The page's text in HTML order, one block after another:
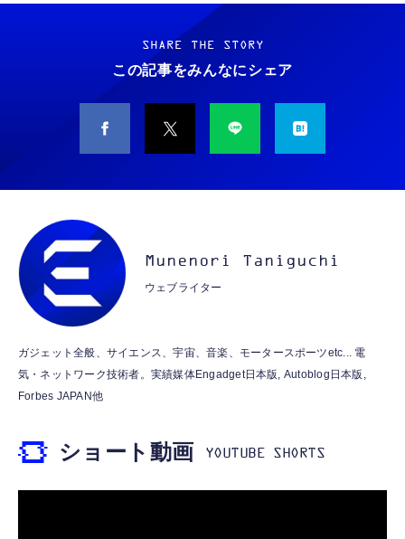
Grithope イヤホン タイプC【2026新モデル
耐久性】 有線イヤホン マイク付き HiFi音質
ノイズ低減 重低音 遅延なし
￥949
タイプc 寝ホンイヤホン 寝ホン type-c 有線
睡眠用イヤホン 【音質強化バージョン
￥2,199
MFi認証 【ハイレゾ音質】 内蔵DAC 遅延な
し 48ビット/96KHz 音量調節対応
【HIFI音質】iphone イヤホンジャック ライ
トニング イヤホン 変換 MFI認証 4極 内蔵
寝ホン 睡眠用イヤホン 寝ながら 痛くない 超
霊界コミュニケーションロボット BAKETAN
WARASHI ばけたん ワラシ 改 KAI
￥5,400
M10SR AIペット（コミュニケーションロボッ
ト）
ット）
￥53,900
霊界コミュニケーションロボット BAKETAN
WARASHI ばけたん ワラシ 桃 MOMO
【ペットロボット 】lopeto AI robot チャー
ジングベース付き ロペット 充電ベース付き
SHARE THE STORY
この記事をみんなにシェア
Munenori Taniguchi
ウェブライター
ガジェット全般、サイエンス、宇宙、音楽、モータースポーツetc... 電
気・ネットワーク技術者。実績媒体Engadget日本版, Autoblog日本版,
Forbes JAPAN他
ショート動画